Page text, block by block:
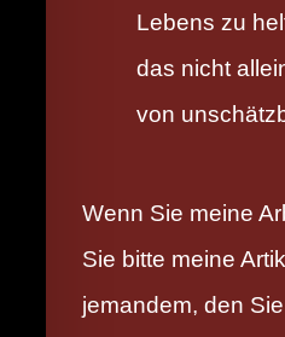
Lebens zu
das nicht
von
Wenn Sie meine
Sie bitte meine
jemandem, den